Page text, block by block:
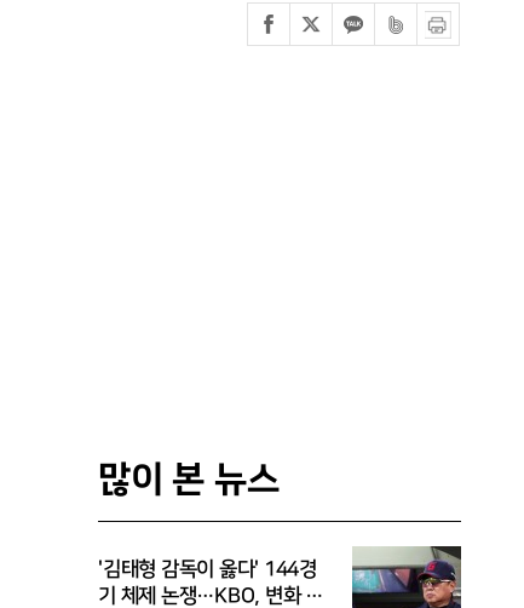
많이 본 뉴스
'김태형 감독이 옳다' 144경
기 체제 논쟁…KBO, 변화 고